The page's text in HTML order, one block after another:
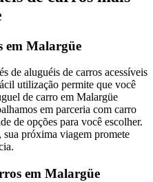
em Malargüe
de aluguéis de carros acessíveis
utilização permite que você
de carro em Malargüe
em parceria com carro
de opções para você escolher.
sua próxima viagem promete
em Malargüe